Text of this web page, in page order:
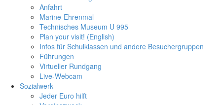
Anfahrt
Marine-Ehrenmal
Technisches Museum U 995
Plan your visit! (English)
Infos für Schulklassen und andere Besuchergruppen
Führungen
Virtueller Rundgang
Live-Webcam
Sozialwerk
Jeder Euro hilft